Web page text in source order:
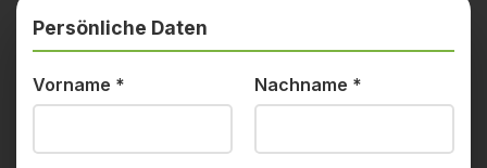
Persönliche Daten
Vorname * Nachname *